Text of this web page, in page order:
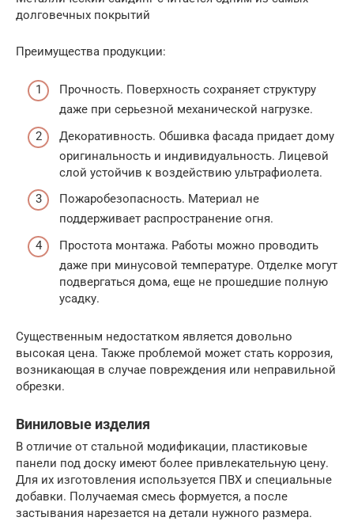
долговечных покрытий
Преимущества продукции:
Прочность. Поверхность сохраняет структуру
даже при серьезной механической нагрузке.
Декоративность. Обшивка фасада придает дому
оригинальность и индивидуальность. Лицевой
слой устойчив к воздействию ультрафиолета.
Пожаробезопасность. Материал не
поддерживает распространение огня.
Простота монтажа. Работы можно проводить
даже при минусовой температуре. Отделке могут
подвергаться дома, еще не прошедшие полную
усадку.
Существенным недостатком является довольно
высокая цена. Также проблемой может стать коррозия,
возникающая в случае повреждения или неправильной
обрезки.
Виниловые изделия
В отличие от стальной модификации, пластиковые
панели под доску имеют более привлекательную цену.
Для их изготовления используется ПВХ и специальные
добавки. Получаемая смесь формуется, а после
застывания нарезается на детали нужного размера.